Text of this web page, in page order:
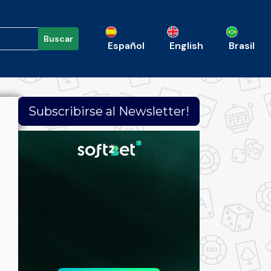
Buscar
Español English Brasil
Subscribirse al Newsletter!